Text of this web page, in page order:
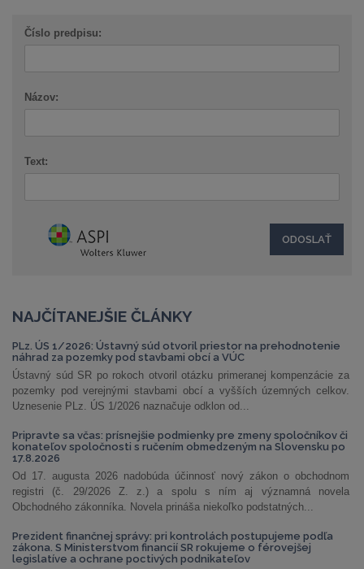
Číslo predpisu:
Názov:
Text:
NAJČÍTANEJŠIE ČLÁNKY
PLz. ÚS 1/2026: Ústavný súd otvoril priestor na prehodnotenie
náhrad za pozemky pod stavbami obcí a VÚC
Ústavný súd SR po rokoch otvoril otázku primeranej kompenzácie za
pozemky pod verejnými stavbami obcí a vyšších územných celkov.
Uznesenie PLz. ÚS 1/2026 naznačuje odklon od...
Pripravte sa včas: prísnejšie podmienky pre zmeny spoločníkov či
konateľov spoločnosti s ručením obmedzeným na Slovensku po
17.8.2026
Od 17. augusta 2026 nadobúda účinnosť nový zákon o obchodnom
registri (č. 29/2026 Z. z.) a spolu s ním aj významná novela
Obchodného zákonníka. Novela prináša niekoľko podstatných...
Prezident finančnej správy: pri kontrolách postupujeme podľa
zákona. S Ministerstvom financií SR rokujeme o férovejšej
legislatíve a ochrane poctivých podnikateľov